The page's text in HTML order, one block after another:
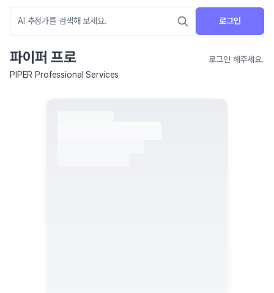
로그인
파이퍼 프로
로그인 해주세요.
PIPER Professional Services